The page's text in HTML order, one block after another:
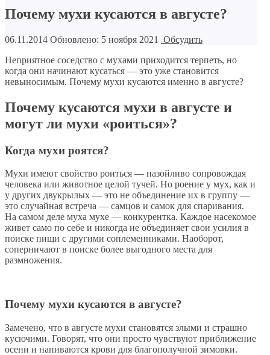
Почему мухи кусаются в августе?
06.11.2014 Обновлено: 5 ноября 2021
Обсудить
Неприятное соседство с мухами приходится терпеть, но
когда они начинают кусаться — это уже становится
невыносимым. Почему мухи кусаются именно в августе?
Почему кусаются мухи в августе и
могут ли мухи «роиться»?
Когда мухи роятся?
Мухи имеют свойство роиться — назойливо сопровождая
человека или животное целой тучей. Но роение у мух, как и
у других двукрылых — это не объединение их в группу —
это случайная встреча — самцов и самок для спаривания.
На самом деле муха мухе — конкурентка. Каждое насекомое
живет само по себе и никогда не объединяет свои усилия в
поиске пищи с другими соплеменниками. Наоборот,
соперничают в поиске более выгодного места для
размножения.
Почему мухи кусаются в августе?
Замечено, что в августе мухи становятся злыми и страшно
кусючими. Говорят, что они просто чувствуют приближение
осени и напиваются крови для благополучной зимовки.